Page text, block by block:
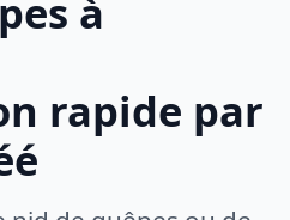
à
rapide par